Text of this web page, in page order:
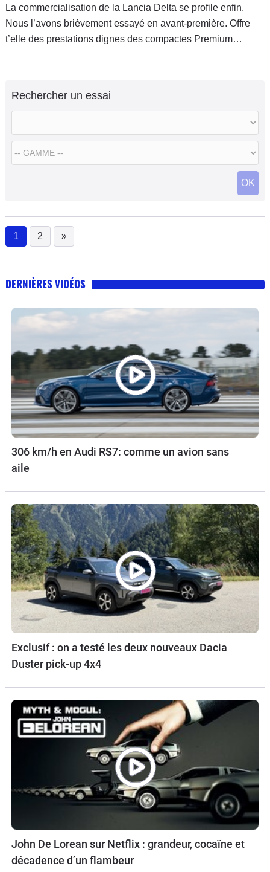
La commercialisation de la Lancia Delta se profile enfin.
Nous l’avons brièvement essayé en avant-première. Offre
t’elle des prestations dignes des compactes Premium
Diesel des 1.6 MJT 120 & du nouveau 2.0 MJT 165
Rechercher un essai
OK
1
(current)
2 »
DERNIÈRES VIDÉOS
306 km/h en Audi RS7: comme un avion sans
aile
Exclusif : on a testé les deux nouveaux Dacia
Duster pick-up 4x4
John De Lorean sur Netflix : grandeur, cocaïne et
décadence d’un flambeur